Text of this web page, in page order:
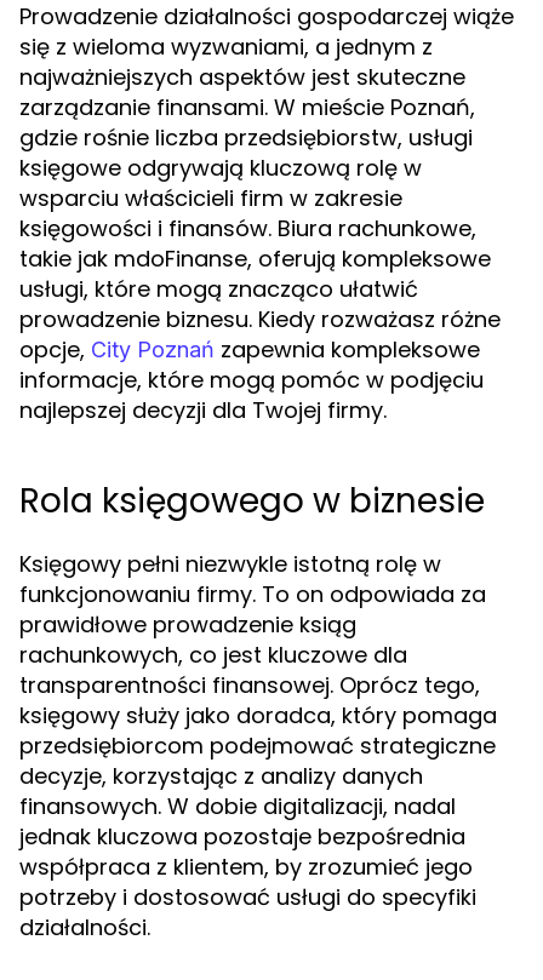
Prowadzenie działalności gospodarczej wiąże
się z wieloma wyzwaniami, a jednym z
najważniejszych aspektów jest skuteczne
zarządzanie finansami. W mieście Poznań,
gdzie rośnie liczba przedsiębiorstw, usługi
księgowe odgrywają kluczową rolę w
wsparciu właścicieli firm w zakresie
księgowości i finansów. Biura rachunkowe,
takie jak mdoFinanse, oferują kompleksowe
usługi, które mogą znacząco ułatwić
prowadzenie biznesu. Kiedy rozważasz różne
opcje, City Poznań zapewnia kompleksowe
informacje, które mogą pomóc w podjęciu
najlepszej decyzji dla Twojej firmy.
Rola księgowego w biznesie
Księgowy pełni niezwykle istotną rolę w
funkcjonowaniu firmy. To on odpowiada za
prawidłowe prowadzenie ksiąg
rachunkowych, co jest kluczowe dla
transparentności finansowej. Oprócz tego,
księgowy służy jako doradca, który pomaga
przedsiębiorcom podejmować strategiczne
decyzje, korzystając z analizy danych
finansowych. W dobie digitalizacji, nadal
jednak kluczowa pozostaje bezpośrednia
współpraca z klientem, by zrozumieć jego
potrzeby i dostosować usługi do specyfiki
działalności.